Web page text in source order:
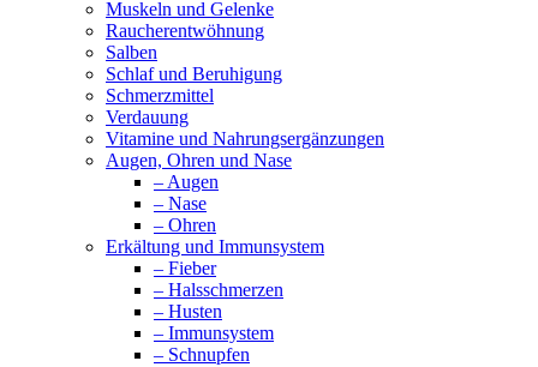
Muskeln und Gelenke
Raucherentwöhnung
Salben
Schlaf und Beruhigung
Schmerzmittel
Verdauung
Vitamine und Nahrungsergänzungen
Augen, Ohren und Nase
– Augen
– Nase
– Ohren
Erkältung und Immunsystem
– Fieber
– Halsschmerzen
– Husten
– Immunsystem
– Schnupfen